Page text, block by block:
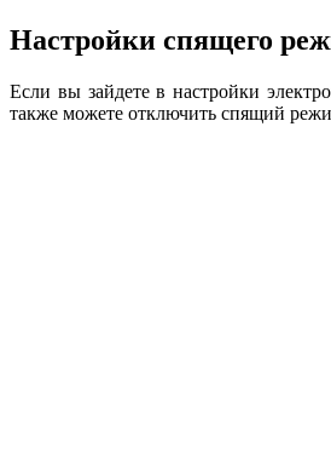
Настройки спящего
Если вы зайдете в настройки
также можете отключить спящий